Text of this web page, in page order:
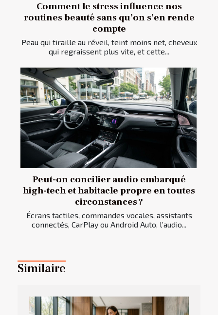
Comment le stress influence nos
routines beauté sans qu’on s’en rende
compte
Peau qui tiraille au réveil, teint moins net, cheveux
qui regraissent plus vite, et cette...
Peut-on concilier audio embarqué
high-tech et habitacle propre en toutes
circonstances ?
Écrans tactiles, commandes vocales, assistants
connectés, CarPlay ou Android Auto, l’audio...
Similaire